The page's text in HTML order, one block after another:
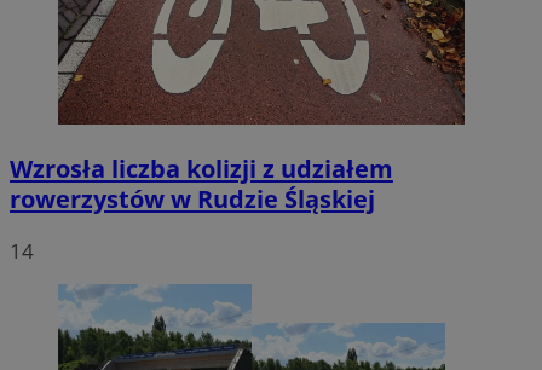
Wzrosła liczba kolizji z udziałem
rowerzystów w Rudzie Śląskiej
14